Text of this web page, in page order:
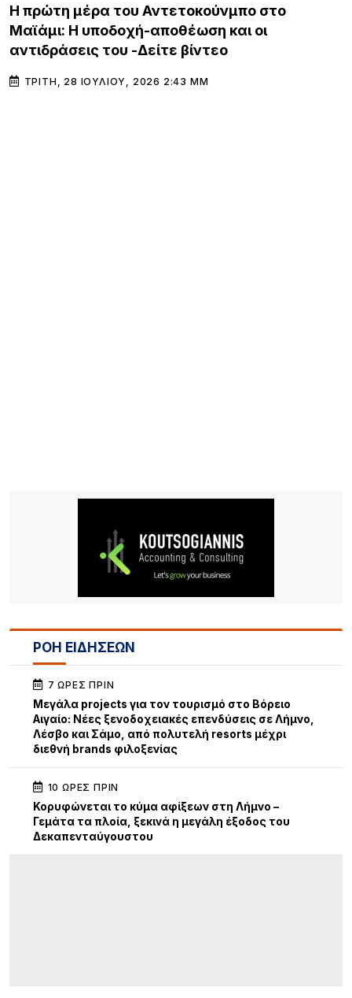
στο
φρουτάκια
ΔΕΥΤΈΡΑ, 27 ΙΟΥΛΊΟΥ, 2026 1:59 ΜΜ
ΡΟΗ ΕΙΔΗΣΕΩΝ
7 ΏΡΕΣ ΠΡΙΝ
Μεγάλα projects για τον τουρισμό στο Βόρειο
Αιγαίο: Νέες ξενοδοχειακές επενδύσεις σε Λήμνο,
Λέσβο και Σάμο, από πολυτελή resorts μέχρι
διεθνή brands φιλοξενίας
10 ΏΡΕΣ ΠΡΙΝ
Κορυφώνεται το κύμα αφίξεων στη Λήμνο –
Γεμάτα τα πλοία, ξεκινά η μεγάλη έξοδος του
Δεκαπενταύγουστου